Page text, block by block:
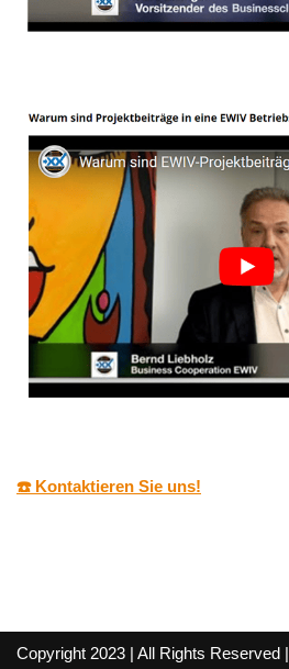
☎️ Kontaktieren Sie uns!
Copyright 2023 | All Rights Reserved |